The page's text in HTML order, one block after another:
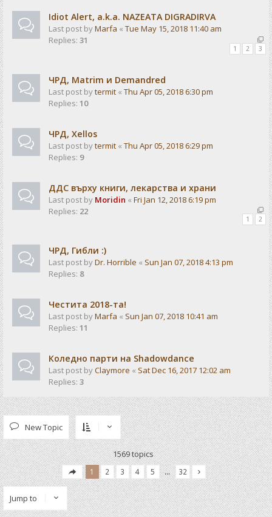
Idiot Alert, a.k.a. NAZEATA DIGRADIRVA
Last post byMarfa « Tue May 15, 2018 11:40 am
Replies: 31
1 2 3
ЧРД, Matrim и Demandred
Last post bytermit « Thu Apr 05, 2018 6:30 pm
Replies: 10
ЧРД, Xellos
Last post bytermit « Thu Apr 05, 2018 6:29 pm
Replies: 9
ДДС върху книги, лекарства и храни
Last post by Moridin « Fri Jan 12, 2018 6:19 pm
Replies: 22
1 2
ЧРД, Гибли :)
Last post byDr. Horrible « Sun Jan 07, 2018 4:13 pm
Replies: 8
Честита 2018-та!
Last post byMarfa « Sun Jan 07, 2018 10:41 am
Replies: 11
Коледно парти на Shadowdance
Last post byClaymore « Sat Dec 16, 2017 12:02 am
Replies: 3
New Topic
1569 topics
1 2 3 4 5 … 32
Jump to